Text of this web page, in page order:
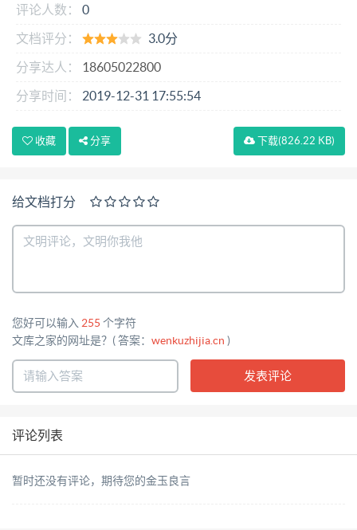
评论人数：
0
文档评分：
3.0分
分享达人：
18605022800
分享时间：
2019-12-31 17:55:54
下载(826.22 KB)
收藏 分享
给文档打分
您好可以输入 255 个字符
文库之家的网址是？( 答案： wenkuzhijia.cn )
评论列表
暂时还没有评论，期待您的金玉良言